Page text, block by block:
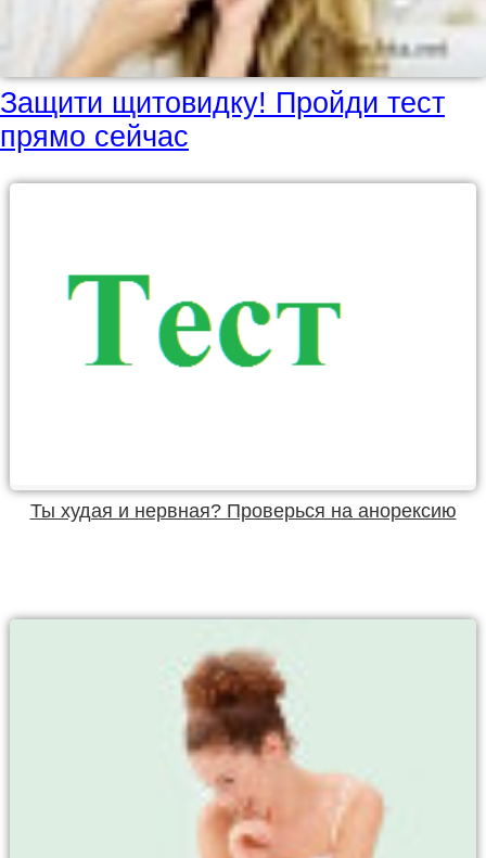
Защити щитовидку! Пройди тест
прямо сейчас
Ты худая и нервная? Проверься на анорексию